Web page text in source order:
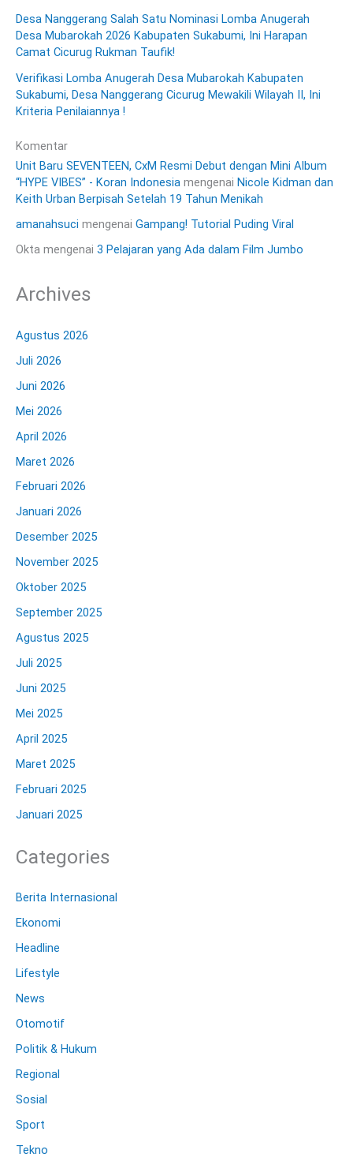
Desa Nanggerang Salah Satu Nominasi Lomba Anugerah
Desa Mubarokah 2026 Kabupaten Sukabumi, Ini Harapan
Camat Cicurug Rukman Taufik!
Verifikasi Lomba Anugerah Desa Mubarokah Kabupaten
Sukabumi, Desa Nanggerang Cicurug Mewakili Wilayah II, Ini
Kriteria Penilaiannya !
Komentar
Unit Baru SEVENTEEN, CxM Resmi Debut dengan Mini Album
“HYPE VIBES” - Koran Indonesia mengenai Nicole Kidman dan
Keith Urban Berpisah Setelah 19 Tahun Menikah
amanahsuci mengenai Gampang! Tutorial Puding Viral
Okta mengenai 3 Pelajaran yang Ada dalam Film Jumbo
Archives
Agustus 2026
Juli 2026
Juni 2026
Mei 2026
April 2026
Maret 2026
Februari 2026
Januari 2026
Desember 2025
November 2025
Oktober 2025
September 2025
Agustus 2025
Juli 2025
Juni 2025
Mei 2025
April 2025
Maret 2025
Februari 2025
Januari 2025
Categories
Berita Internasional
Ekonomi
Headline
Lifestyle
News
Otomotif
Politik & Hukum
Regional
Sosial
Sport
Tekno